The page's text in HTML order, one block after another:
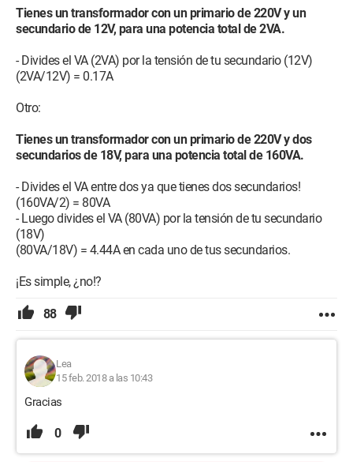
Tienes un transformador con un primario de 220V y un
secundario de 12V, para una potencia total de 2VA.
- Divides el VA (2VA) por la tensión de tu secundario (12V)
(2VA/12V) = 0.17A
Otro:
Tienes un transformador con un primario de 220V y dos
secundarios de 18V, para una potencia total de 160VA.
- Divides el VA entre dos ya que tienes dos secundarios!
(160VA/2) = 80VA
- Luego divides el VA (80VA) por la tensión de tu secundario
(18V)
(80VA/18V) = 4.44A en cada uno de tus secundarios.
¡Es simple, ¿no!?
88
Lea
15 feb. 2018 a las 10:43
Gracias
0